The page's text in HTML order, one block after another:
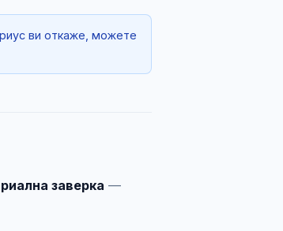
ви откаже, можете
заверка —